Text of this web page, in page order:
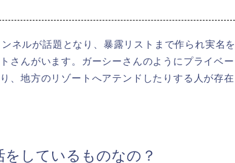
ネルが話題となり、暴露リストまで作られ実名を
さんがいます。ガーシーさんのようにプライベー
、地方のリゾートへアテンドしたりする人が存在
しているものなの？